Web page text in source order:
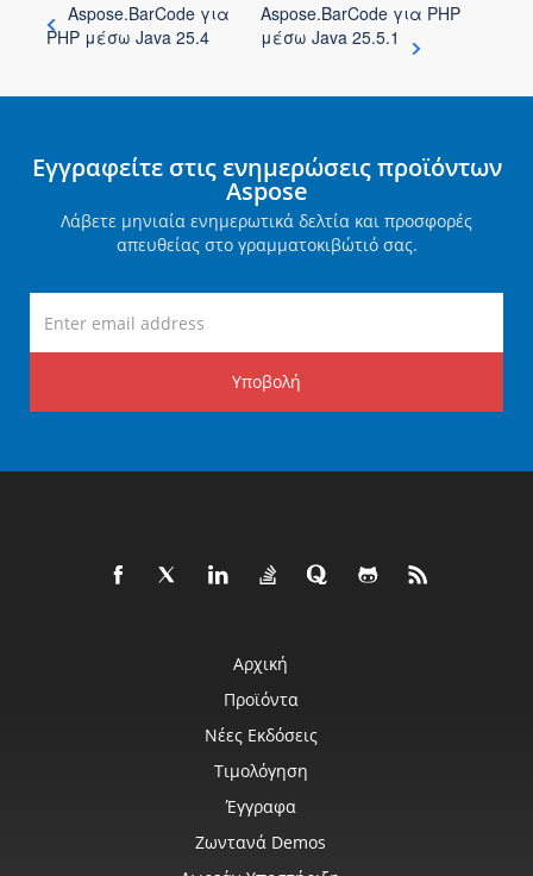
Aspose.BarCode για
PHP μέσω Java 25.4
Aspose.BarCode για PHP
μέσω Java 25.5.1
Εγγραφείτε στις ενημερώσεις προϊόντων
Aspose
Λάβετε μηνιαία ενημερωτικά δελτία και προσφορές
απευθείας στο γραμματοκιβώτιό σας.
Υποβολή
Αρχική
Προϊόντα
Νέες Εκδόσεις
Τιμολόγηση
Έγγραφα
Ζωντανά Demos